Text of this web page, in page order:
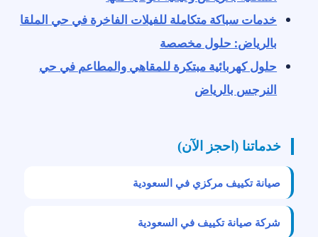
خدمات سباكة متكاملة للفيلات الفاخرة في حي الملقا
بالرياض: حلول مخصصة
حلول كهربائية مبتكرة للمقاهي والمطاعم في حي
النرجس بالرياض
خدماتنا (احجز الآن)
صيانة تكييف مركزي في السعودية
شركة صيانة تكييف في السعودية